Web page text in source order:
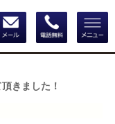
きました！